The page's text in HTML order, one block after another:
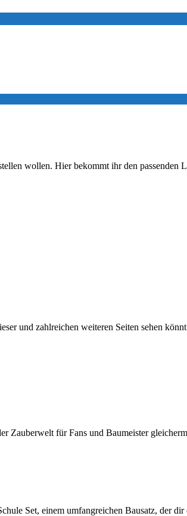
wollen. Hier bekommt ihr den passenden
und zahlreichen weiteren Seiten sehen
Zauberwelt für Fans und Baumeister
Set, einem umfangreichen Bausatz, der